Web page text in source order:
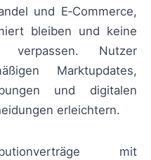
und E‑Commerce,
bleiben und keine
verpassen. Nutzer
Marktupdates,
und digitalen
erleichtern.
mit